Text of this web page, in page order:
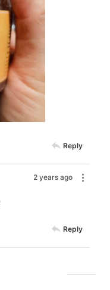
Reply
2 years ago
Reply